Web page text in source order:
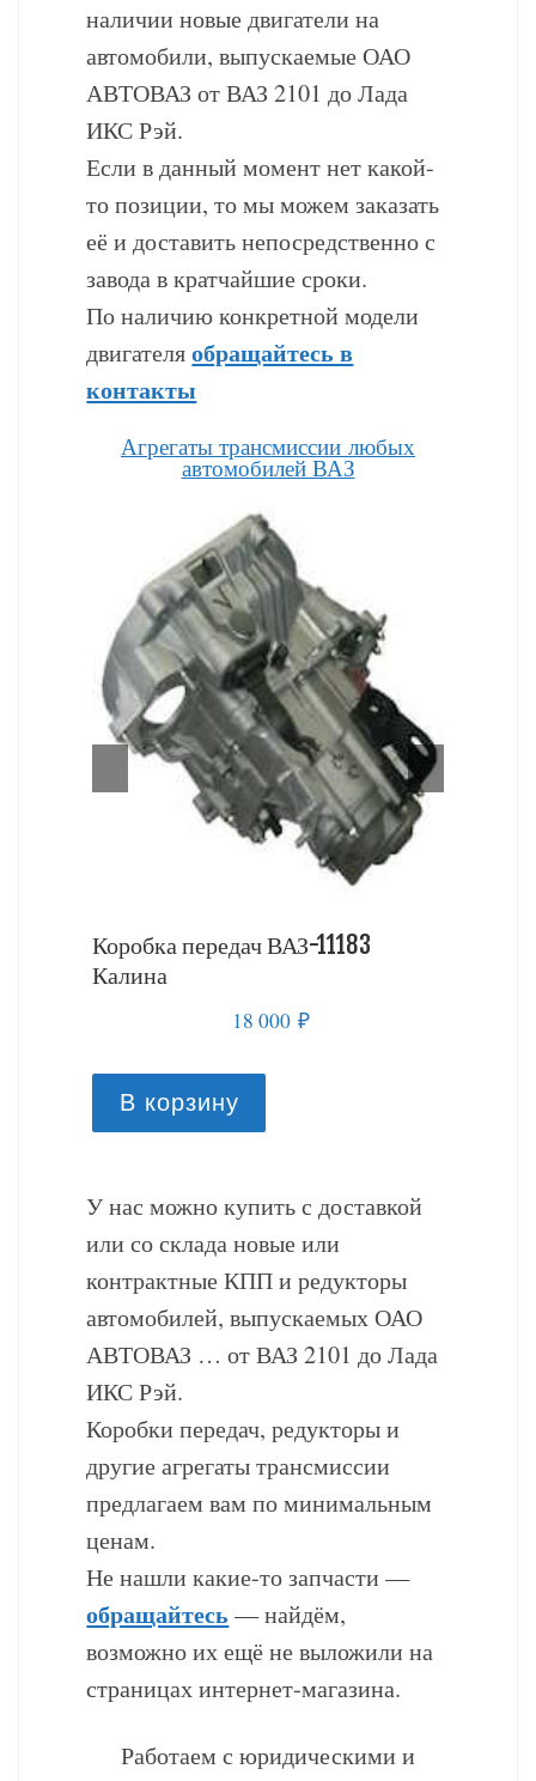
наличии новые двигатели на
автомобили, выпускаемые ОАО
АВТОВАЗ от ВАЗ 2101 до Лада
ИКС Рэй.
Если в данный момент нет какой-
то позиции, то мы можем заказать
её и доставить непосредственно с
завода в кратчайшие сроки.
По наличию конкретной модели
двигателяобращайтесь в
контакты
Агрегаты трансмиссии любых
автомобилей ВАЗ
Коробка передач ВАЗ-11183
Калина
18 000₽
В корзину
У нас можно купить с доставкой
или со склада новые или
контрактные КПП и редукторы
автомобилей, выпускаемых ОАО
АВТОВАЗ … от ВАЗ 2101 до Лада
ИКС Рэй.
Коробки передач, редукторы и
другие агрегаты трансмиссии
предлагаем вам по минимальным
ценам.
Не нашли какие-то запчасти —
обращайтесь — найдём,
возможно их ещё не выложили на
страницах интернет-магазина.
Работаем с юридическими и